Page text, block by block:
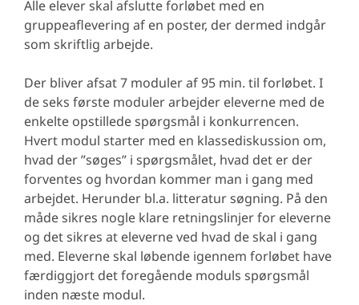
Alle elever skal afslutte forløbet med en
gruppeaflevering af en poster, der dermed indgår
som skriftlig arbejde.
Der bliver afsat 7 moduler af 95 min. til forløbet. I
de seks første moduler arbejder eleverne med de
enkelte opstillede spørgsmål i konkurrencen.
Hvert modul starter med en klassediskussion om,
hvad der ”søges” i spørgsmålet, hvad det er der
forventes og hvordan kommer man i gang med
arbejdet. Herunder bl.a. litteratur søgning. På den
måde sikres nogle klare retningslinjer for eleverne
og det sikres at eleverne ved hvad de skal i gang
med. Eleverne skal løbende igennem forløbet have
færdiggjort det foregående moduls spørgsmål
inden næste modul.